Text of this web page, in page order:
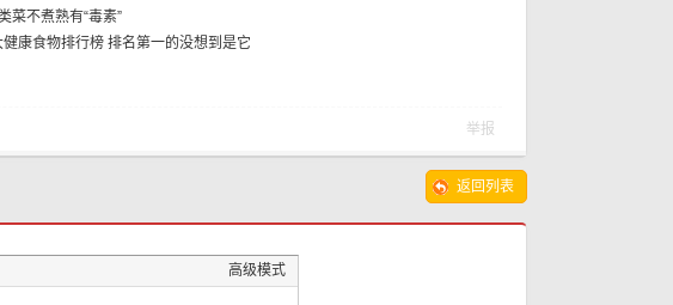
菜不煮熟有“毒素”
健康食物排行榜 排名第一的没想到是它
举报
返回列表
高级模式